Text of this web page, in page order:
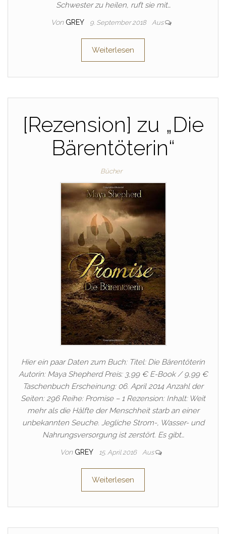
Schwester zu heilen, ruft sie mit…
Von GREY 9. September 2018 Aus
Weiterlesen
[Rezension] zu „Die
Bärentöterin“
Bücher
Hier ein paar Daten zum Buch: Titel: Die Bärentöterin
Autorin: Maya Shepherd Preis: 3,99 € E-Book / 9,99 €
Taschenbuch Erscheinung: 06. April 2014 Anzahl der
Seiten: 296 Reihe: Promise – 1 Rezension: Inhalt: Weit
mehr als die Hälfte der Menschheit starb an einer
unbekannten Seuche. Jegliche Strom-, Wasser- und
Nahrungsversorgung ist zerstört. Es gibt…
Von GREY 15. April 2016 Aus
Weiterlesen